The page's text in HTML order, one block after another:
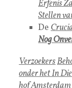
Erfenis
Stellen
De
Nog
Verzoekers
onder het In